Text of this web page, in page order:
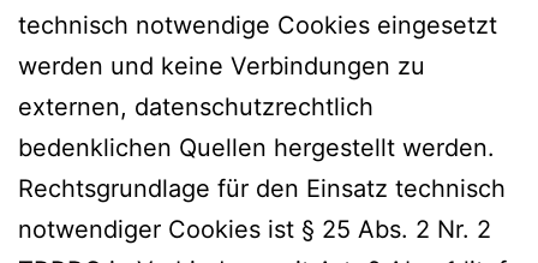
technisch notwendige Cookies eingesetzt
werden und keine Verbindungen zu
externen, datenschutzrechtlich
bedenklichen Quellen hergestellt werden.
Rechtsgrundlage für den Einsatz technisch
notwendiger Cookies ist § 25 Abs. 2 Nr. 2